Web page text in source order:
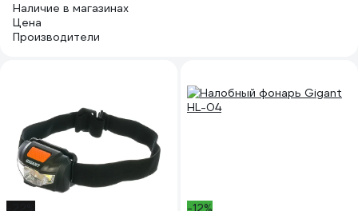
Наличие в магазинах
Цена
Производители
-12%